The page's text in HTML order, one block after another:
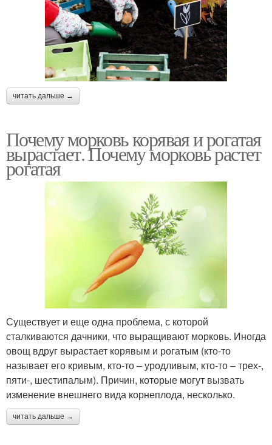
читать дальше →
Почему морковь корявая и рогатая
вырастает. Почему морковь растет
рогатая
Существует и еще одна проблема, с которой
сталкиваются дачники, что выращивают морковь. Иногда
овощ вдруг вырастает корявым и рогатым (кто-то
называет его кривым, кто-то – уродливым, кто-то – трех-,
пяти-, шестипалым). Причин, которые могут вызвать
изменение внешнего вида корнеплода, несколько.
читать дальше →